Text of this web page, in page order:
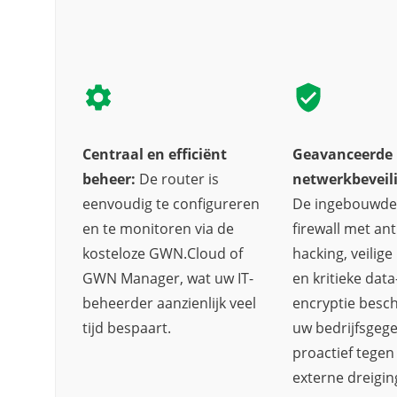
Centraal en efficiënt
beheer: De router is
eenvoudig te configureren
en te monitoren via de
kosteloze GWN.Cloud of
GWN Manager, wat uw IT-
beheerder aanzienlijk veel
tijd bespaart.
Geavanceerde
De ingebouwde
firewall met
hacking,
en kritieke
encryptie
uw
proactief tegen
externe